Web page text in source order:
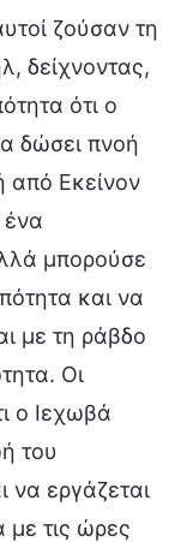
ζούσαν τη
δείχνοντας,
ότι ο
δώσει πνοή
από Εκείνον
μπορούσε
και να
με τη ράβδο
Οι
ο Ιεχωβά
του
να εργάζεται
τις ώρες